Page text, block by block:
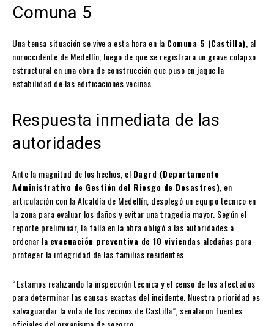
Comuna 5
Una tensa situación se vive a esta hora en la Comuna 5 (Castilla) , al
noroccidente de Medellín, luego de que se registrara un grave colapso
estructural en una obra de construcción que puso en jaque la
estabilidad de las edificaciones vecinas.
Respuesta inmediata de las
autoridades
Ante la magnitud de los hechos, el Dagrd (Departamento
Administrativo de Gestión del Riesgo de Desastres) , en
articulación con la Alcaldía de Medellín, desplegó un equipo técnico en
la zona para evaluar los daños y evitar una tragedia mayor. Según el
reporte preliminar, la falla en la obra obligó a las autoridades a
ordenar la evacuación preventiva de 10 viviendas aledañas para
proteger la integridad de las familias residentes.
“Estamos realizando la inspección técnica y el censo de los afectados
para determinar las causas exactas del incidente. Nuestra prioridad es
salvaguardar la vida de los vecinos de Castilla”, señalaron fuentes